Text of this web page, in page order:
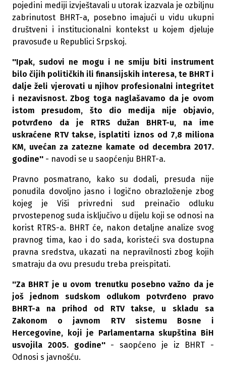
pojedini mediji izvještavali u utorak izazvala je ozbiljnu
zabrinutost BHRT-a, posebno imajući u vidu ukupni
društveni i institucionalni kontekst u kojem djeluje
pravosuđe u Republici Srpskoj.
''Ipak, sudovi ne mogu i ne smiju biti instrument
bilo čijih političkih ili finansijskih interesa, te BHRT i
dalje želi vjerovati u njihov profesionalni integritet
i nezavisnost. Zbog toga naglašavamo da je ovom
istom presudom, što dio medija nije objavio,
potvrđeno da je RTRS dužan BHRT-u, na ime
uskraćene RTV takse, isplatiti iznos od 7,8 miliona
KM, uvećan za zatezne kamate od decembra 2017.
godine'' - navodi se u saopćenju BHRT-a.
Pravno posmatrano, kako su dodali, presuda nije
ponudila dovoljno jasno i logično obrazloženje zbog
kojeg je Viši privredni sud preinačio odluku
prvostepenog suda isključivo u dijelu koji se odnosi na
korist RTRS-a. BHRT će, nakon detaljne analize svog
pravnog tima, kao i do sada, koristeći sva dostupna
pravna sredstva, ukazati na nepravilnosti zbog kojih
smatraju da ovu presudu treba preispitati.
''Za BHRT je u ovom trenutku posebno važno da je
još jednom sudskom odlukom potvrđeno pravo
BHRT-a na prihod od RTV takse, u skladu sa
Zakonom o javnom RTV sistemu Bosne i
Hercegovine, koji je Parlamentarna skupština BiH
usvojila 2005. godine''- saopćeno je iz BHRT -
Odnosi s javnošću.